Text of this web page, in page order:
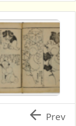
 Prev